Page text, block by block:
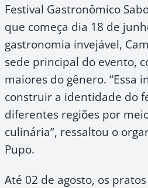
Festival Gastronômico
que começa dia 18 de
gastronomia invejável,
sede principal do evento,
maiores do gênero. “Essa
construir a identidade do
diferentes regiões por
culinária”, ressaltou o
Pupo.
Até 02 de agosto, os